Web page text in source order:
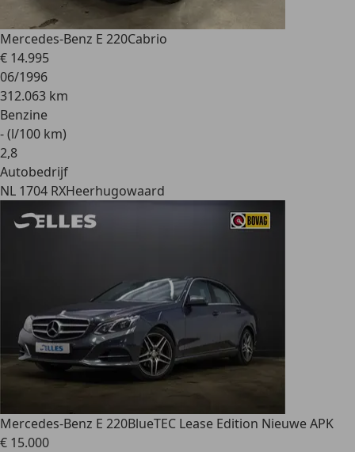
Mercedes-Benz E 220Cabrio
€ 14.995
06/1996
312.063 km
Benzine
- (l/100 km)
2,8
Autobedrijf
NL 1704 RXHeerhugowaard
Mercedes-Benz E 220BlueTEC Lease Edition Nieuwe APK
€ 15.000